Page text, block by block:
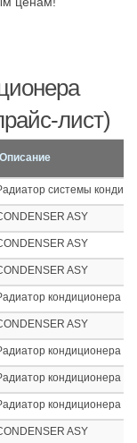
лист)
Описание
системы
ASY
ASY
ASY
кондиционера
ASY
кондиционера
кондиционера
кондиционера
ASY